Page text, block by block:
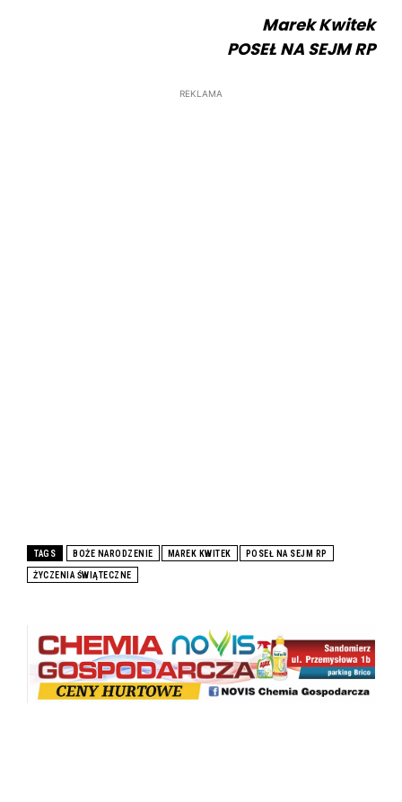
Marek Kwitek
POSEŁ NA SEJM RP
REKLAMA
TAGS BOŻE NARODZENIE MAREK KWITEK POSEŁ NA SEJM RP
ŻYCZENIA ŚWIĄTECZNE